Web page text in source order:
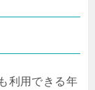
利用できる年